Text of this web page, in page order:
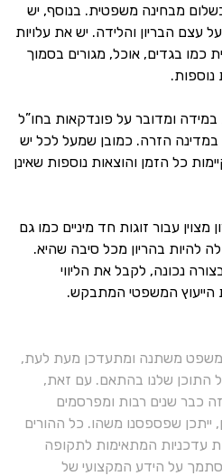
מבחינה משפטית. בנוסף, יש
הבריון והלידה. יש את עלויות
כמו בגדים, אוכל, מגורים בסמוך
נוספות.
ומדובר על פונדקאות בחו”ל
במדינה הזרה. כמובן שמעל לכל יש
כל הזמן והוצאות נוספות שאינן
עבור זוגות חד מיניים כמו גם
להיות בהריון מכל סיבה שהיא.
נכונה, לקבל את הליווי
המשפטי המתבקש.
משתנה ומתעדכן מעת לעת,
התוכן שלנו בהתאם. עם זאת,
כבר שנים רבות ומפרסמים
ייתכן שפספסנו משהו. כל ההורים
עדכניות המתאימות לתקופה
על הידע המקצועי של